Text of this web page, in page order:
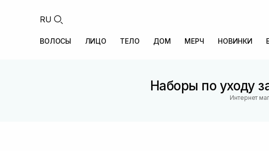
RU
ВОЛОСЫ ЛИЦО ТЕЛО ДОМ МЕРЧ НОВИНКИ
Наборы по уходу
Интернет